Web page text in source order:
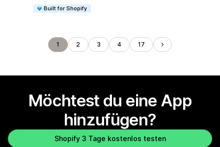
Built for Shopify
1 2 3 4 17
Möchtest du eine App
hinzufügen?
Shopify 3 Tage kostenlos testen